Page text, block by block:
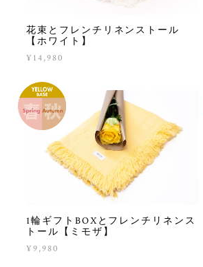
花束とフレンチリネンストール
【ホワイト】
¥14,980
1輪ギフトBOXとフレンチリネンス
トール【ミモザ】
¥9,980